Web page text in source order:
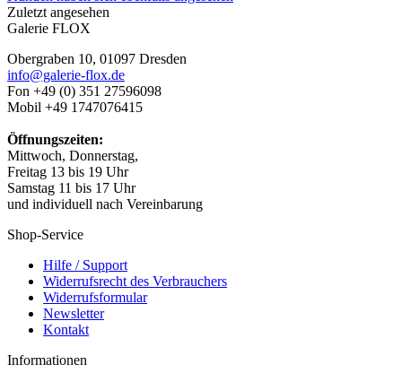
Zuletzt angesehen
Galerie FLOX
Obergraben 10, 01097 Dresden
info@galerie-flox.de
Fon +49 (0) 351 27596098
Mobil +49 1747076415
Öffnungszeiten:
Mittwoch, Donnerstag,
Freitag 13 bis 19 Uhr
Samstag 11 bis 17 Uhr
und individuell nach Vereinbarung
Shop-Service
Hilfe / Support
Widerrufsrecht des Verbrauchers
Widerrufsformular
Newsletter
Kontakt
Informationen